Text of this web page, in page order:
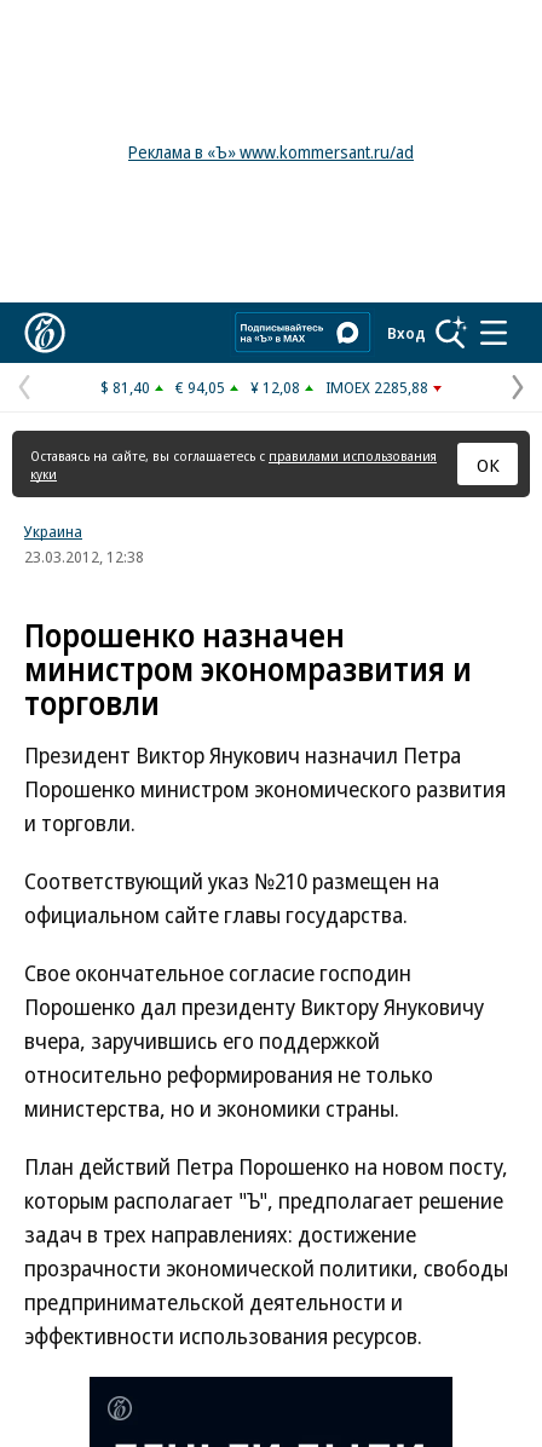
Реклама в «Ъ» www.kommersant.ru/ad
Вход
Предыдущая
страница
$ 81,40 € 94,05 ¥ 12,08 IMOEX 2285,88
Оставаясь на сайте, вы соглашаетесь с правилами использования
куки
ОК
Украина
23.03.2012, 12:38
Порошенко назначен
министром экономразвития и
торговли
Президент Виктор Янукович назначил Петра
Порошенко министром экономического развития
и торговли.
Соответствующий указ №210 размещен на
официальном сайте главы государства.
Свое окончательное согласие господин
Порошенко дал президенту Виктору Януковичу
вчера, заручившись его поддержкой
относительно реформирования не только
министерства, но и экономики страны.
План действий Петра Порошенко на новом посту,
которым располагает "Ъ", предполагает решение
задач в трех направлениях: достижение
прозрачности экономической политики, свободы
предпринимательской деятельности и
эффективности использования ресурсов.